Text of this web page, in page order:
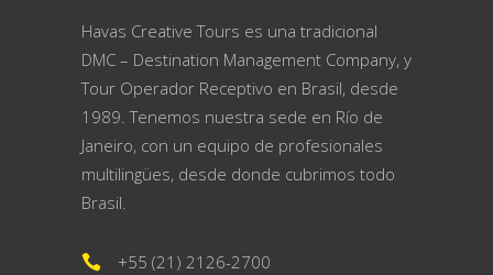
Havas Creative Tours es una tradicional
DMC – Destination Management Company, y
Tour Operador Receptivo en Brasil, desde
1989. Tenemos nuestra sede en Río de
Janeiro, con un equipo de profesionales
multilingües, desde donde cubrimos todo
Brasil.
+55 (21) 2126-2700